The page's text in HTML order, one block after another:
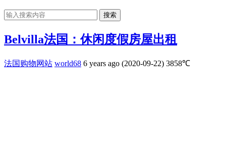
搜索
Belvilla法国：休闲度假房屋出租
法国购物网站 world68 6 years ago (2020-09-22) 3858℃